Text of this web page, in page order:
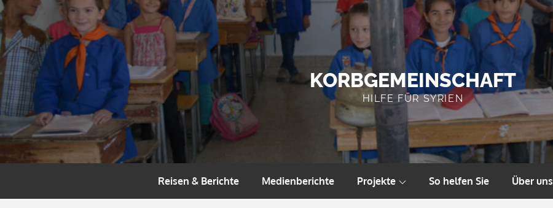
Skip
to
content
KORBGEMEINSCHAFT
HILFE FÜR SYRIEN
Reisen & Berichte Medienberichte Projekte So helfen Sie Über uns